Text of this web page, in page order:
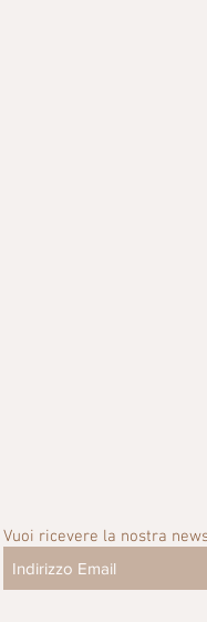
Vuoi ricevere la nostra